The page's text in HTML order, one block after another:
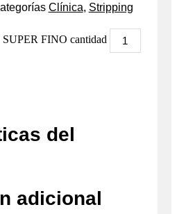
Clínica, Stripping
FINO cantidad
del
adicional